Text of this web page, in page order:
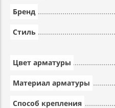
Бренд
Стиль
Цвет арматуры
Материал арматуры
Способ крепления